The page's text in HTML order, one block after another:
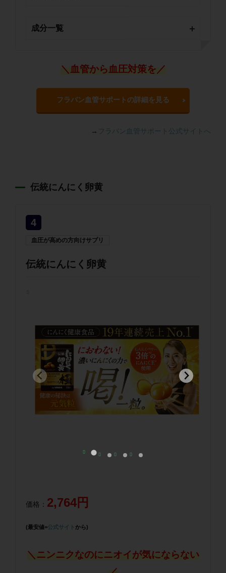
成分一覧
＼血管から血圧対策を／
フラバン血管サポートの詳細を見る
→ フラバン血管サポート公式サイトへ
伝統にんにく卵黄
4
血圧が高めの方向けサプリ
伝統にんにく卵黄
価格： 2,764円
(最安値=公式サイト から)
＼ニンニクなのにニオイが気にならない